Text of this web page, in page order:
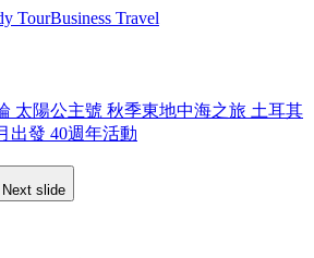
TourBusiness Travel
太陽公主號 秋季東地中海之旅 土耳其
出發 40週年活動
Next slide